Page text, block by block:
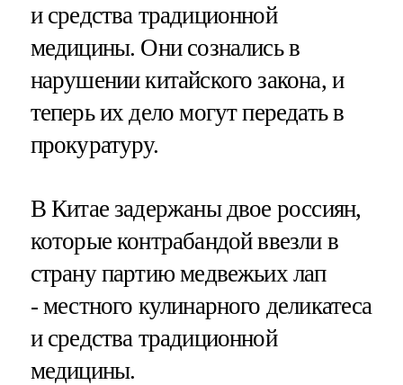
и средства традиционной
медицины. Они сознались в
нарушении китайского закона, и
теперь их дело могут передать в
прокуратуру.
В Китае задержаны двое россиян,
которые контрабандой ввезли в
страну партию медвежьих лап
- местного кулинарного деликатеса
и средства традиционной
медицины.